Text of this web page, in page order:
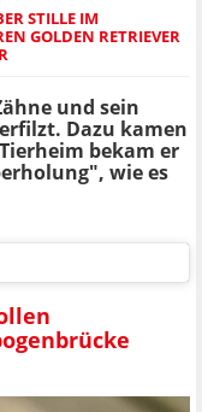
STILLE IM
GOLDEN RETRIEVER
und sein
Dazu kamen
bekam er
wie es